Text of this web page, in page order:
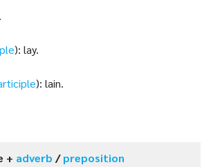
): lay.
): lain.
+ adverb /preposition